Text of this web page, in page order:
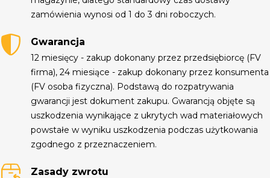
zamówienia wynosi od 1 do 3 dni roboczych.
Gwarancja
12 miesięcy - zakup dokonany przez przedsiębiorcę (FV
firma), 24 miesiące - zakup dokonany przez konsumenta
(FV osoba fizyczna). Podstawą do rozpatrywania
gwarancji jest dokument zakupu. Gwarancją objęte są
uszkodzenia wynikające z ukrytych wad materiałowych
powstałe w wyniku uszkodzenia podczas użytkowania
zgodnego z przeznaczeniem.
Zasady zwrotu